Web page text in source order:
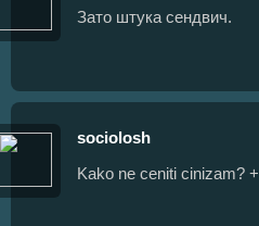
Зато штука сендвич.
sociolosh
Kako ne ceniti cinizam? +